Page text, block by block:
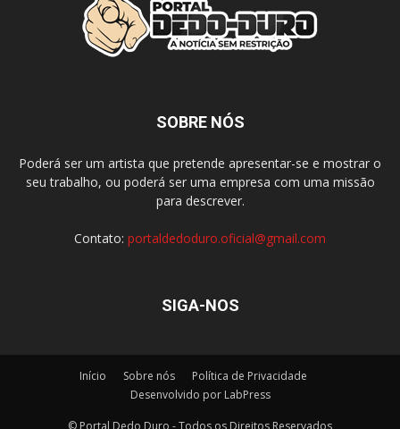
SOBRE NÓS
Poderá ser um artista que pretende apresentar-se e mostrar o
seu trabalho, ou poderá ser uma empresa com uma missão
para descrever.
Contato: portaldedoduro.oficial@gmail.com
SIGA-NOS
Início Sobre nós
Política de Privacidade
Desenvolvido por LabPress